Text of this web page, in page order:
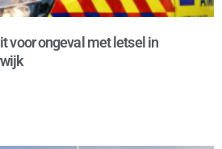
voor ongeval met letsel in